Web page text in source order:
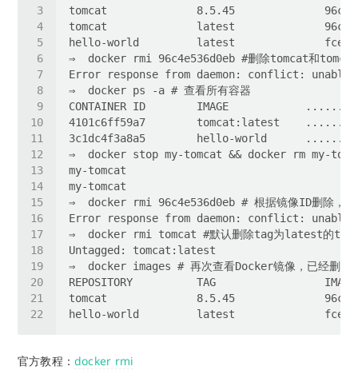
官方教程：docker rmi